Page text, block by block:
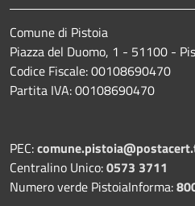
Comune di Pistoia
Piazza del Duomo, 1 - 51100 -
Codice Fiscale: 00108690470
Partita IVA: 00108690470
PEC:
Centralino Unico:0573 3711
Numero verde PistoiaInforma: